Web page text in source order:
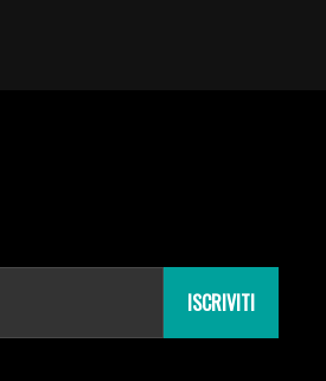
ISCRIVITI